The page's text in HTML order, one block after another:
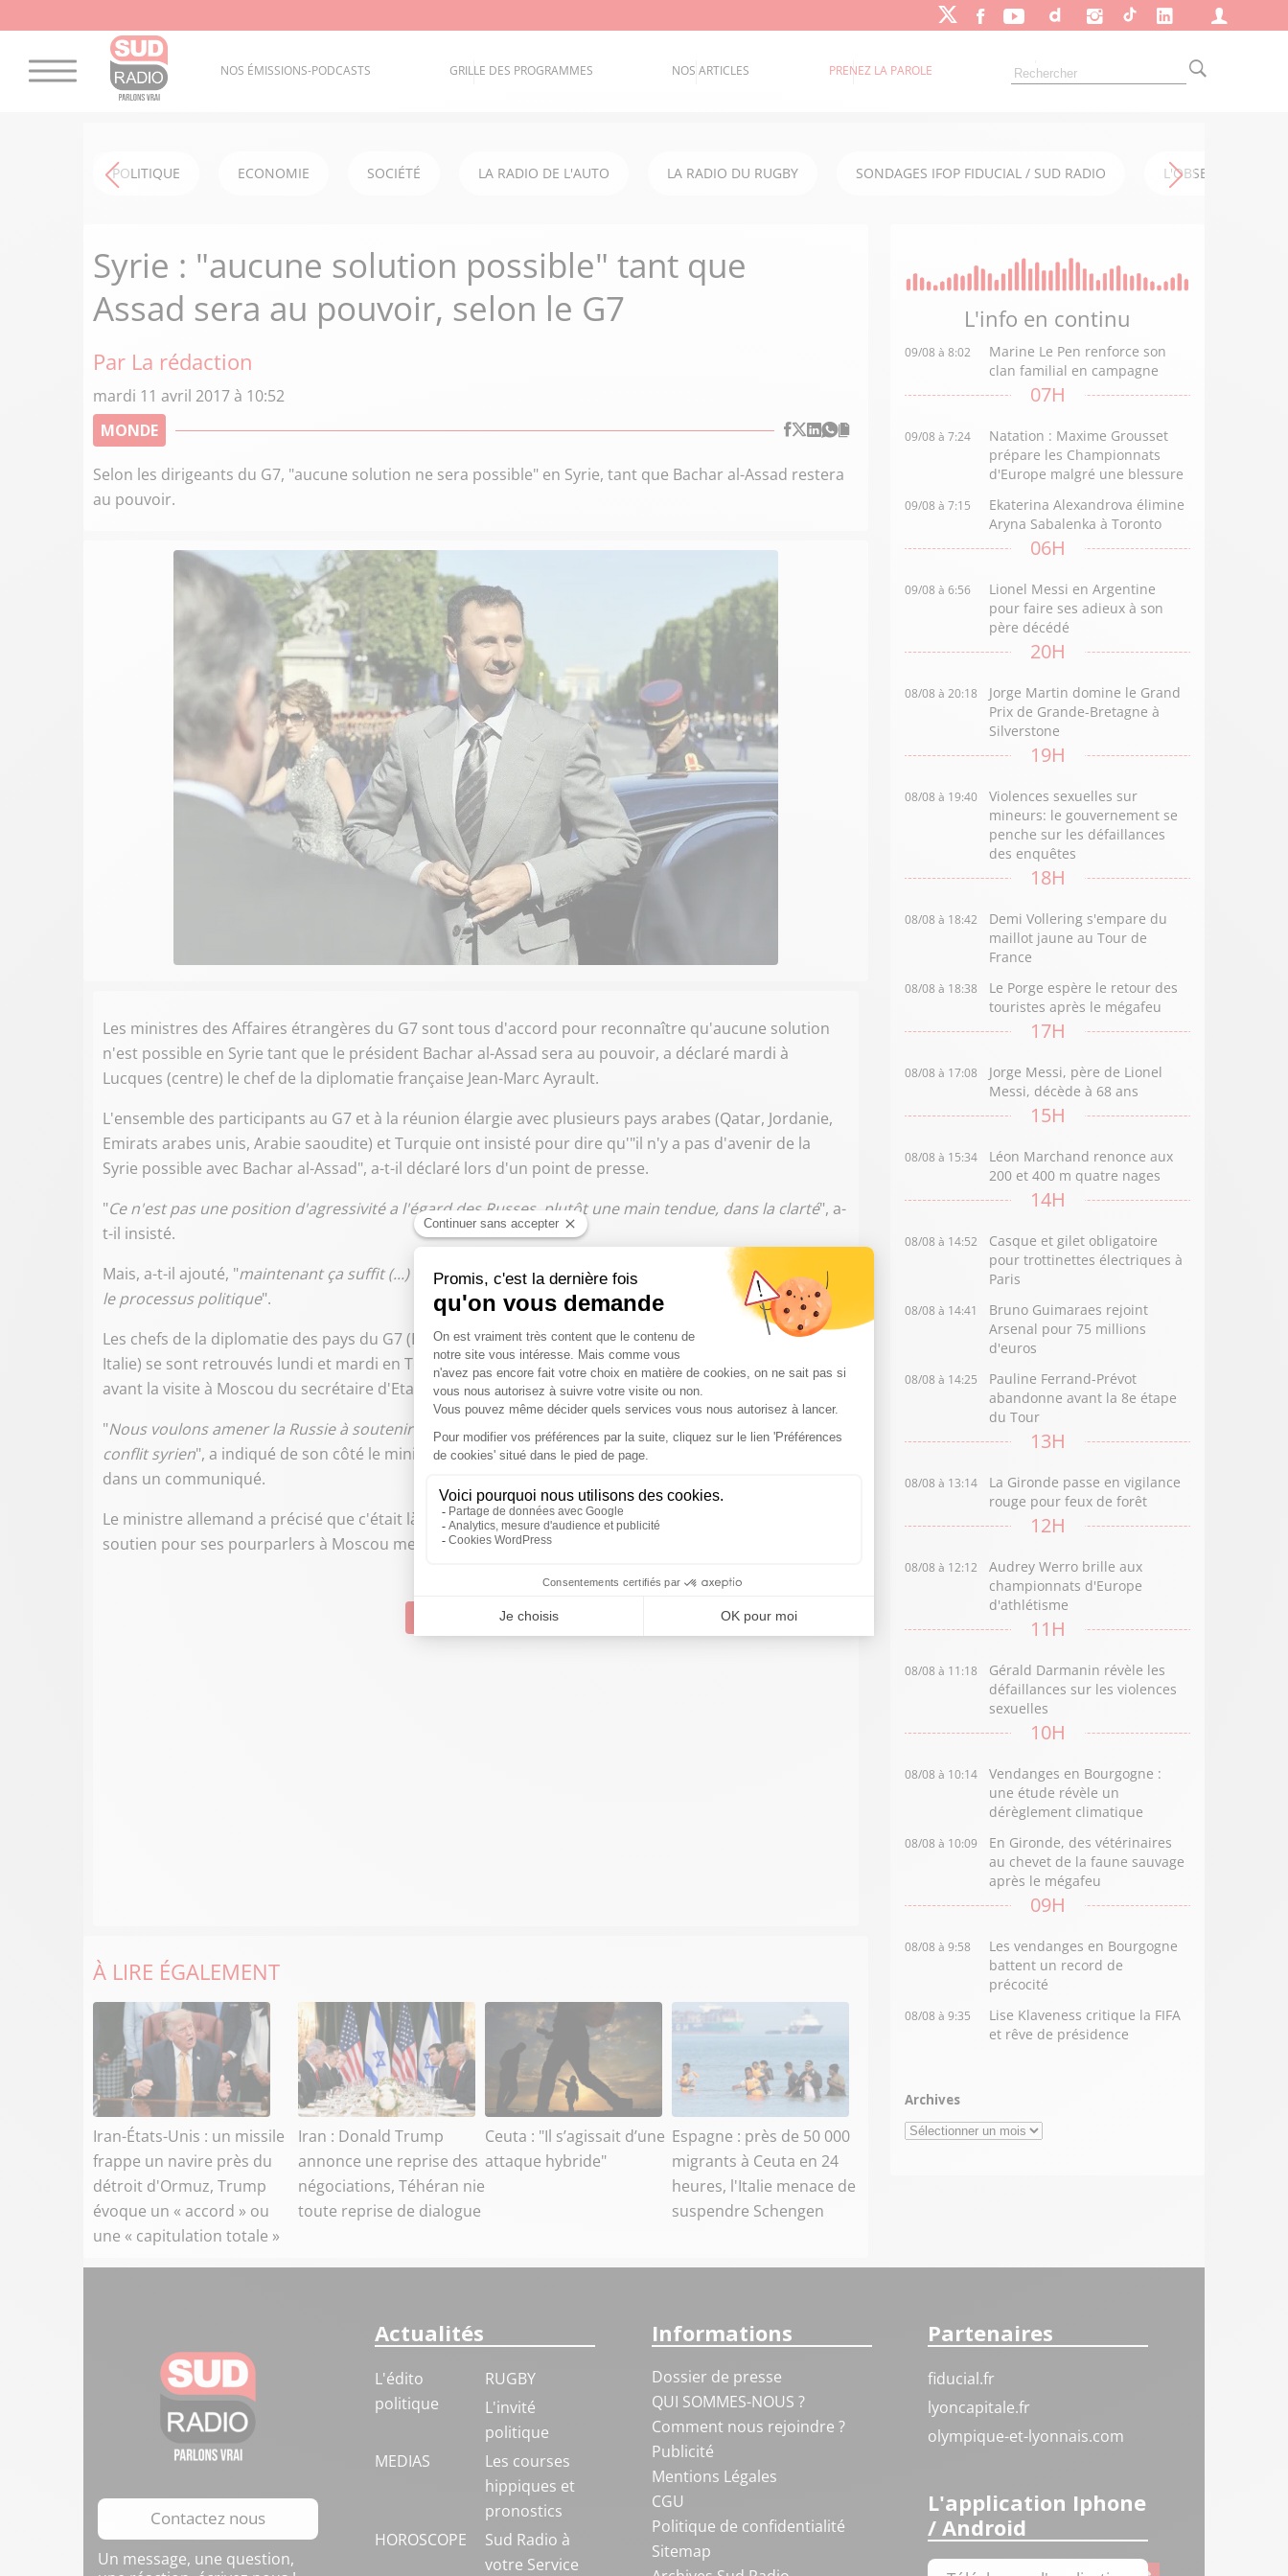
NOS ÉMISSIONS-PODCASTS GRILLE DES PROGRAMMES NOS ARTICLES PRENEZ LA PAROLE
POLITIQUE ECONOMIE SOCIÉTÉ LA RADIO DE L'AUTO LA RADIO DU RUGBY SONDAGES IFOP FIDUCIAL / SUD RADIO L'OBSERVATOIRE
Syrie : "aucune solution possible" tant que
Assad sera au pouvoir, selon le G7
Par La rédaction
mardi 11 avril 2017 à 10:52
MONDE
Selon les dirigeants du G7, "aucune solution ne sera possible" en Syrie, tant que Bachar al-Assad restera
au pouvoir.
Les ministres des Affaires étrangères du G7 sont tous d'accord pour reconnaître qu'aucune solution
n'est possible en Syrie tant que le président Bachar al-Assad sera au pouvoir, a déclaré mardi à
Lucques (centre) le chef de la diplomatie française Jean-Marc Ayrault.
L'ensemble des participants au G7 et à la réunion élargie avec plusieurs pays arabes (Qatar, Jordanie,
Emirats arabes unis, Arabie saoudite) et Turquie ont insisté pour dire qu'"il n'y a pas d'avenir de la
Syrie possible avec Bachar al-Assad", a-t-il déclaré lors d'un point de presse.
"Ce n'est pas une position d'agressivité a l'égard des Russes, plutôt une main tendue, dans la clarté", a-
t-il insisté.
Mais, a-t-il ajouté, "maintenant ça suffit (...) il faut sortir de l'hypocrisie et rentrer très clairement dans
le processus politique".
Les chefs de la diplomatie des pays du G7 (Etats-Unis, Japon, Allemagne, Grande-Bretagne, France et
Italie) se sont retrouvés lundi et mardi en Toscane pour faire le point sur la Syrie et afficher leur unité
avant la visite à Moscou du secrétaire d'Etat américain, Rex Tillerson.
"Nous voulons amener la Russie à soutenir le processus politique en vue d'une résolution pacifique du
conflit syrien", a indiqué de son côté le ministre allemand des Affaires étrangères Sigmar Gabriel, cité
dans un communiqué.
Le ministre allemand a précisé que c'était là la position du secrétaire d'Etat américain. "Il a tout notre
soutien pour ses pourparlers à Moscou mercredi", a-t-il encore affirmé.
Suivre Sud Radio
À LIRE ÉGALEMENT
Iran-États-Unis : un missile
frappe un navire près du
détroit d'Ormuz, Trump
évoque un « accord » ou
une « capitulation totale »
Iran : Donald Trump
annonce une reprise des
négociations, Téhéran nie
toute reprise de dialogue
Ceuta : "Il s’agissait d’une
attaque hybride"
Espagne : près de 50 000
migrants à Ceuta en 24
heures, l'Italie menace de
suspendre Schengen
L'info en continu
09/08 à 8:02
Marine Le Pen renforce son
clan familial en campagne
07H
09/08 à 7:24
Natation : Maxime Grousset
prépare les Championnats
d'Europe malgré une blessure
09/08 à 7:15
Ekaterina Alexandrova élimine
Aryna Sabalenka à Toronto
06H
09/08 à 6:56
Lionel Messi en Argentine
pour faire ses adieux à son
père décédé
20H
08/08 à 20:18
Jorge Martin domine le Grand
Prix de Grande-Bretagne à
Silverstone
19H
08/08 à 19:40
Violences sexuelles sur
mineurs: le gouvernement se
penche sur les défaillances
des enquêtes
18H
08/08 à 18:42
Demi Vollering s'empare du
maillot jaune au Tour de
France
08/08 à 18:38
Le Porge espère le retour des
touristes après le mégafeu
17H
08/08 à 17:08
Jorge Messi, père de Lionel
Messi, décède à 68 ans
15H
08/08 à 15:34
Léon Marchand renonce aux
200 et 400 m quatre nages
14H
08/08 à 14:52
Casque et gilet obligatoire
pour trottinettes électriques à
Paris
08/08 à 14:41
Bruno Guimaraes rejoint
Arsenal pour 75 millions
d'euros
08/08 à 14:25
Pauline Ferrand-Prévot
abandonne avant la 8e étape
du Tour
13H
08/08 à 13:14
La Gironde passe en vigilance
rouge pour feux de forêt
12H
08/08 à 12:12
Audrey Werro brille aux
championnats d'Europe
d'athlétisme
11H
08/08 à 11:18
Gérald Darmanin révèle les
défaillances sur les violences
sexuelles
10H
08/08 à 10:14
Vendanges en Bourgogne :
une étude révèle un
dérèglement climatique
08/08 à 10:09
En Gironde, des vétérinaires
au chevet de la faune sauvage
après le mégafeu
09H
08/08 à 9:58
Les vendanges en Bourgogne
battent un record de
précocité
08/08 à 9:35
Lise Klaveness critique la FIFA
et rêve de présidence
Archives
Archives
Contactez nous
Un message, une question,
Actualités
L'édito
politique
RUGBY
L'invité
politique
MEDIAS
Les courses
hippiques et
pronostics
HOROSCOPE
Sud Radio à
votre Service
Informations
Dossier de presse
QUI SOMMES-NOUS ?
Comment nous rejoindre ?
Publicité
Mentions Légales
CGU
Politique de confidentialité
Sitemap
Partenaires
fiducial.fr
lyoncapitale.fr
olympique-et-lyonnais.com
L'application Iphone
/ Android